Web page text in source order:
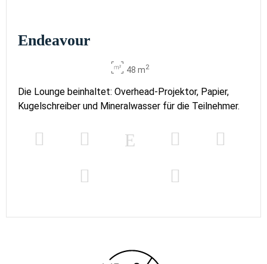
Endeavour
48 m2
Die Lounge beinhaltet: Overhead-Projektor, Papier,
Kugelschreiber und Mineralwasser für die Teilnehmer.